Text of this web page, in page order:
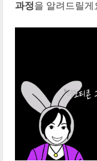
과정을 알려드릴게